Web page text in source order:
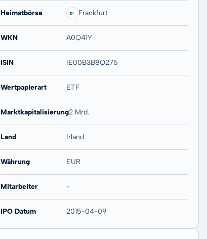
Heimatbörse Frankfurt
WKN A0Q41Y
ISIN IE00B3B8Q275
Wertpapierart ETF
Marktkapitalisierung2 Mrd.
Land Irland
Währung EUR
Mitarbeiter -
IPO Datum 2015-04-09